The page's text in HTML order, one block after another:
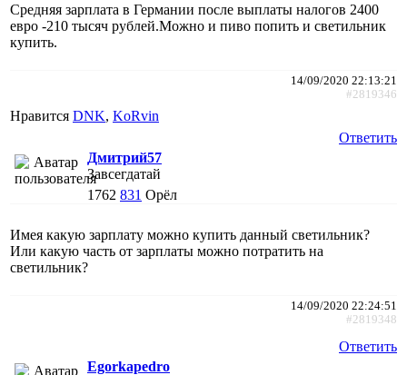
Средняя зарплата в Германии после выплаты налогов 2400
евро -210 тысяч рублей.Можно и пиво попить и светильник
купить.
14/09/2020 22:13:21
#2819346
Нравится DNK, KoRvin
Ответить
Дмитрий57
Завсегдатай
1762 831 Орёл
Имея какую зарплату можно купить данный светильник?
Или какую часть от зарплаты можно потратить на
светильник?
14/09/2020 22:24:51
#2819348
Ответить
Egorkapedro